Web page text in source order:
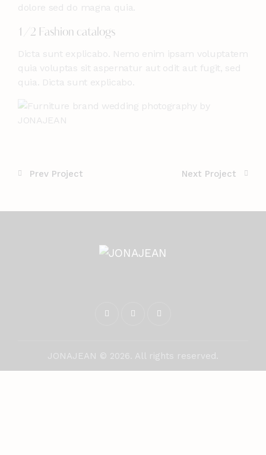
dolore sed do magna quia.
1/2 Fashion catalogs
Dicta sunt explicabo. Nemo enim ipsam voluptatem
quia voluptas sit aspernatur aut odit aut fugit, sed
quia. Dicta sunt explicabo.
Prev Project Next Project
JONAJEAN © 2026. All rights reserved.